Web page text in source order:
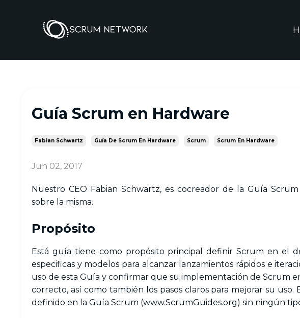
Guía Scrum en Hardware
Fabian Schwartz Guía De Scrum En Hardware Scrum Scrum En Hardware
Jun 02, 2017
Nuestro CEO Fabian Schwartz, es cocreador de la Guía
sobre la misma.
Propósito
Está guía tiene como propósito principal definir Scrum en el
especificas y modelos para alcanzar lanzamientos rápidos e
uso de esta Guía y confirmar que su implementación de Scrum
correcto, así como también los pasos claros para mejorar su
definido en la Guía Scrum (www.ScrumGuides.org) sin ningún